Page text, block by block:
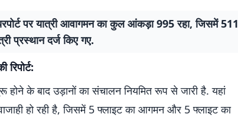
पर यात्री आवागमन का कुल आंकड़ा 995 रहा, जिसमें 511
प्रस्थान दर्ज किए गए.
रिपोर्ट:
होने के बाद उड़ानों का संचालन नियमित रूप से जारी है. यहां
हो रही है, जिसमें 5 फ्लाइट का आगमन और 5 फ्लाइट का